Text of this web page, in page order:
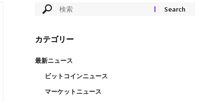
カテゴリー
最新ニュース
ビットコインニュース
マーケットニュース